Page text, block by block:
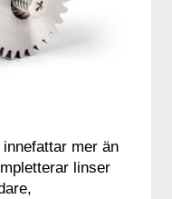
mer än
linser